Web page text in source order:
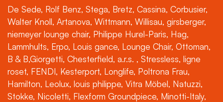
De Sede, Rolf Benz, Stega, Bretz, Cassina, Corbusier,
Walter Knoll, Artanova, Wittmann, Willisau, girsberger,
niemeyer lounge chair, Philippe Hurel-Paris, Hag,
Lammhults, Erpo, Louis gance, Lounge Chair, Ottoman,
B & B,Giorgetti, Chesterfield, a.r.s. , Stressless, ligne
roset, FENDI, Kesterport, Longlife, Poltrona Frau,
Hamilton, Leolux, louis philippe, Vitra Möbel, Natuzzi,
Stokke, Nicoletti, Flexform Groundpiece, Minotti-Italy,